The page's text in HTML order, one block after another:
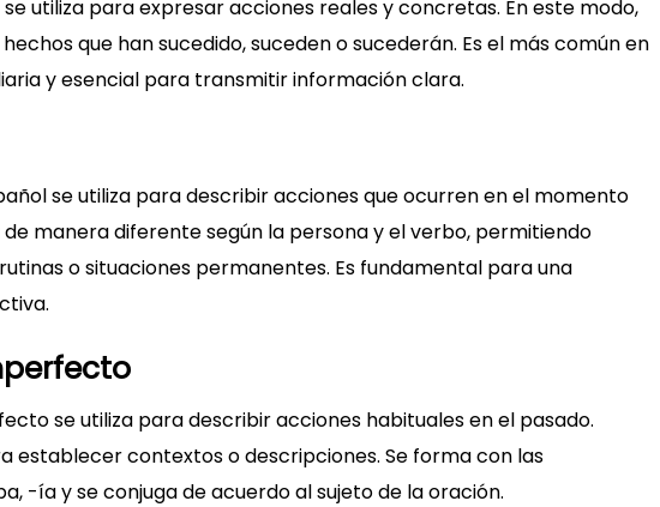
utiliza para expresar acciones reales y concretas. En este modo,
que han sucedido, suceden o sucederán. Es el más común en
y esencial para transmitir información clara.
se utiliza para describir acciones que ocurren en el momento
de manera diferente según la persona y el verbo, permitiendo
o situaciones permanentes. Es fundamental para una
se utiliza para describir acciones habituales en el pasado.
establecer contextos o descripciones. Se forma con las
-ía y se conjuga de acuerdo al sujeto de la oración.